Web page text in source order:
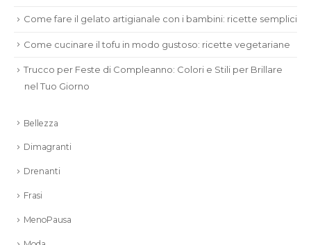
Come fare il gelato artigianale con i bambini: ricette semplici
Come cucinare il tofu in modo gustoso: ricette vegetariane
Trucco per Feste di Compleanno: Colori e Stili per Brillare
nel Tuo Giorno
Bellezza
Dimagranti
Drenanti
Frasi
MenoPausa